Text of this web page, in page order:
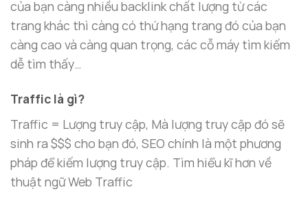
của bạn càng nhiều backlink chất lượng từ các
trang khác thì càng có thứ hạng trang đó của bạn
càng cao và càng quan trọng, các cỗ máy tìm kiếm
dễ tìm thấy…
Traffic là gì?
Traffic = Lượng truy cập, Mà lượng truy cập đó sẽ
sinh ra $$$ cho bạn đó, SEO chính là một phương
pháp để kiếm lượng truy cập. Tìm hiểu kĩ hơn về
thuật ngữ Web Traffic